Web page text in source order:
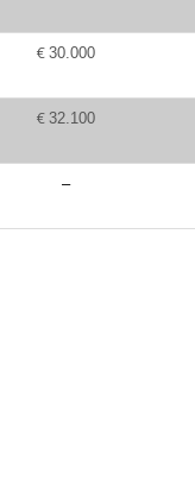
€ 30.000
€ 32.100
–